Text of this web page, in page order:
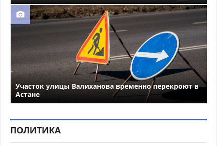
Участок улицы Валиханова временно перекроют в
Астане
ПОЛИТИКА